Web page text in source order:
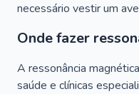
necessário vestir um
Onde fazer
A ressonância
saúde e clínicas